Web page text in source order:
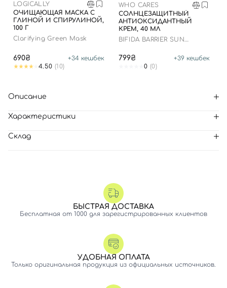
LOGICALLY
ОЧИЩАЮЩАЯ МАСКА С
ГЛИНОЙ И СПИРУЛИНОЙ,
100 Г
Clarifying Green Mask
690₴ +34 кешбек
4.50 (10)
WHO CARES
СОЛНЦЕЗАЩИТНЫЙ
АНТИОКСИДАНТНЫЙ
КРЕМ, 40 МЛ
BIFIDA BARRIER SUN
799₴ +39 кешбек
0 (0)
Описание
Характеристики
Склад
БЫСТРАЯ ДОСТАВКА
Бесплатная от 1000 для зарегистрированных клиентов
УДОБНАЯ ОПЛАТА
Только оригинальная продукция из официальных источников.